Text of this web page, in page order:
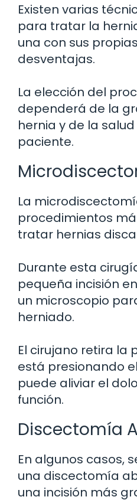
Existen varias
para tratar la
una con sus
desventajas.
La elección del
dependerá de la
hernia y de la
paciente.
La
procedimientos
tratar hernias
Durante esta
pequeña incisión
un microscopio
herniado.
El cirujano retira la
está presionando
puede aliviar el
función.
Discectomía
En algunos casos,
una discectomía
una incisión más